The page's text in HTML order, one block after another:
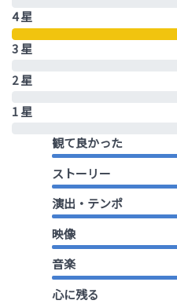
4 星
3 星
2 星
1 星
観て良かった
ストーリー
演出・テンポ
映像
音楽
心に残る